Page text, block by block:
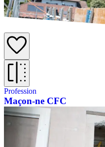
Profession
Maçon-ne CFC